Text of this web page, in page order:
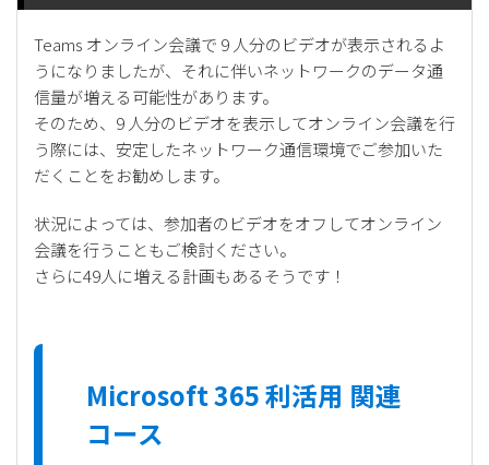
Teams オンライン会議で 9 人分のビデオが表示されるよ
うになりましたが、それに伴いネットワークのデータ通
信量が増える可能性があります。
そのため、9 人分のビデオを表示してオンライン会議を行
う際には、安定したネットワーク通信環境でご参加いた
だくことをお勧めします。
状況によっては、参加者のビデオをオフしてオンライン
会議を行うこともご検討ください。
さらに49人に増える計画もあるそうです！
Microsoft 365 利活用 関連
コース